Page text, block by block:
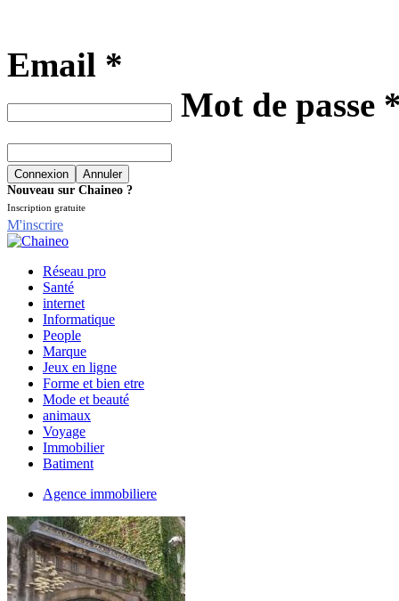
Email *
Mot de passe
Nouveau sur Chaineo ?
Inscription gratuite
M'inscrire
Réseau pro
Santé
internet
Informatique
People
Marque
Jeux en ligne
Forme et bien etre
Mode et beauté
animaux
Voyage
Immobilier
Batiment
Agence immobiliere